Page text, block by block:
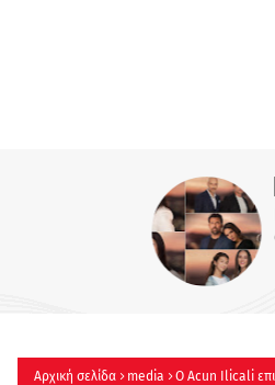
media
Για Σένα»:
οικογένεια
πιο δυνατοί
περισσότερο !
Αρχική σελίδα media Ο Acun Ilicali